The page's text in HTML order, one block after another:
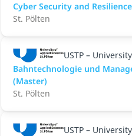
Cyber Security and
St. Pölten
USTP –
Bahntechnologie und
(Master)
St. Pölten
USTP –